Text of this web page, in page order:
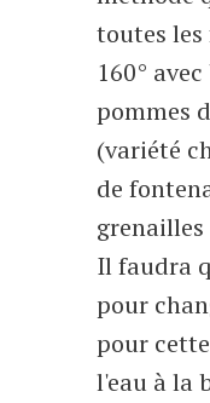
toutes les
160°
pommes
(variété
de
grenailles
Il faudra
pour
pour
l'eau à la